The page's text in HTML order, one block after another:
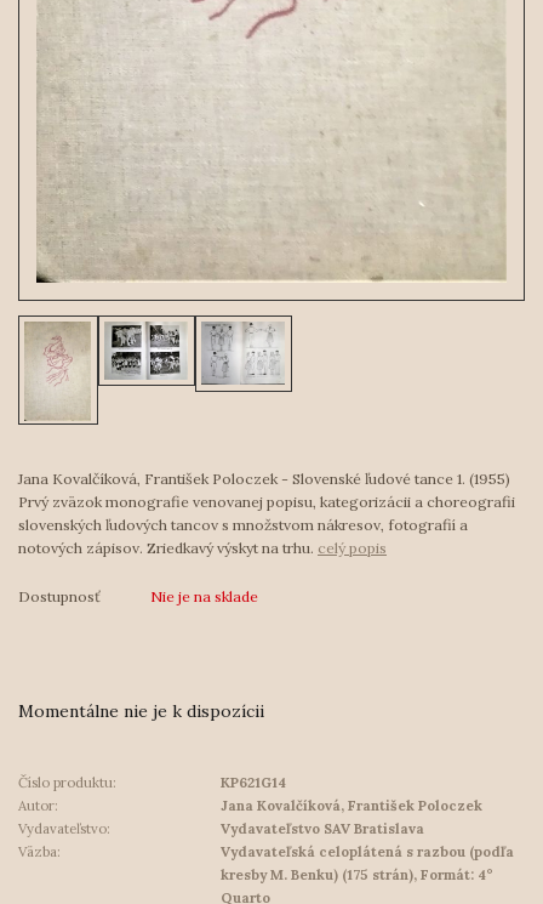
Jana Kovalčíková, František Poloczek - Slovenské ľudové tance 1. (1955)
Prvý zväzok monografie venovanej popisu, kategorizácii a choreografii
slovenských ľudových tancov s množstvom nákresov, fotografií a
notových zápisov. Zriedkavý výskyt na trhu. celý popis
Dostupnosť Nie je na sklade
Momentálne nie je k dispozícii
Číslo produktu:
KP621G14
Autor:
Jana Kovalčíková, František Poloczek
Vydavateľstvo:
Vydavateľstvo SAV Bratislava
Väzba:
Vydavateľská celoplátená s razbou (podľa
kresby M. Benku) (175 strán), Formát: 4°
Quarto